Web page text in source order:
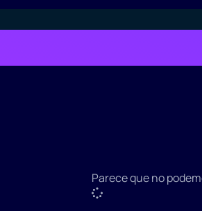
Parece que no